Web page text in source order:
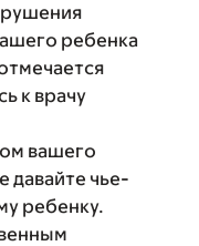
ребенка
к врачу
вашего
давайте чье-
ребенку.